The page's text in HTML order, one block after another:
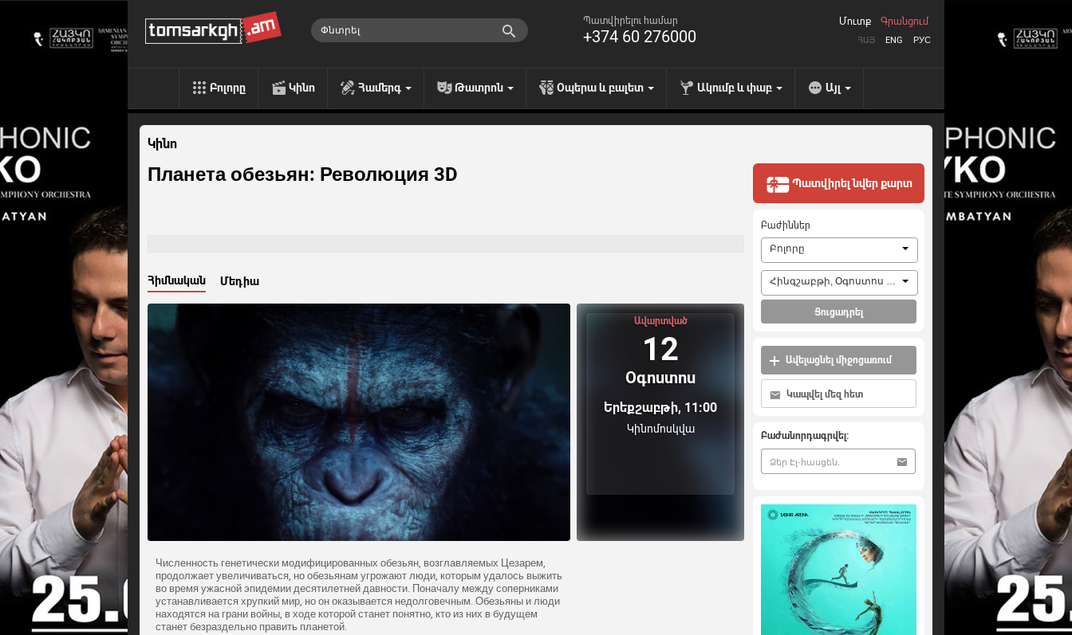
Պատվիրելու համար
+374 60 276000 ՀԱՅ ENG РУС
Մուտք Գրանցում
Բոլորը Կինո Համերգ Թատրոն Օպերա և բալետ Ակումբ և փաբ Այլ
Կինո
Планета обезьян: Революция 3D
Հիմնական Մեդիա
Ավարտված
12
Օգոստոս
Երեքշաբթի, 11:00
Կինոմոսկվա
Численность генетически модифицированных обезьян, возглавляемых Цезарем,
продолжает увеличиваться, но обезьянам угрожают люди, которым удалось выжить
во время ужасной эпидемии десятилетней давности. Поначалу между соперниками
устанавливается хрупкий мир, но он оказывается недолговечным. Обезьяны и люди
находятся на грани войны, в ходе которой станет понятно, кто из них в будущем
станет безраздельно править планетой.
Պատվիրել նվեր քարտ
Բաժիններ
Բոլորը
Հինգշաբթի, Օգոստոս 6, 2026
Ցուցադրել
Ավելացնել միջոցառում
Կապվել մեզ հետ
Բաժանորդագրվել: